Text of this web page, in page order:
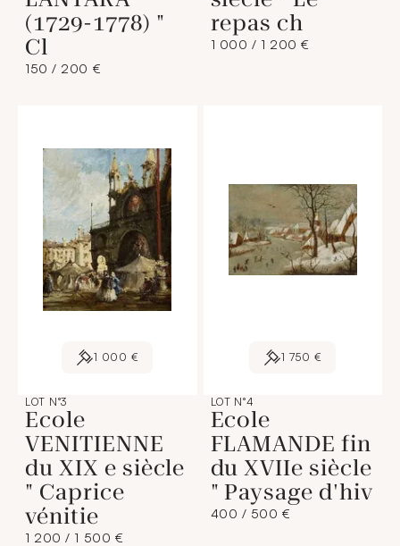
(1729-1778) "
Cl
150 / 200 €
repas ch
1 000 / 1 200 €
1 000 €
LOT N°3
Ecole
VENITIENNE
du XIX e siècle
" Caprice
vénitie
1 200 / 1 500 €
1 750 €
LOT N°4
Ecole
FLAMANDE fin
du XVIIe siècle
" Paysage d'hiv
400 / 500 €